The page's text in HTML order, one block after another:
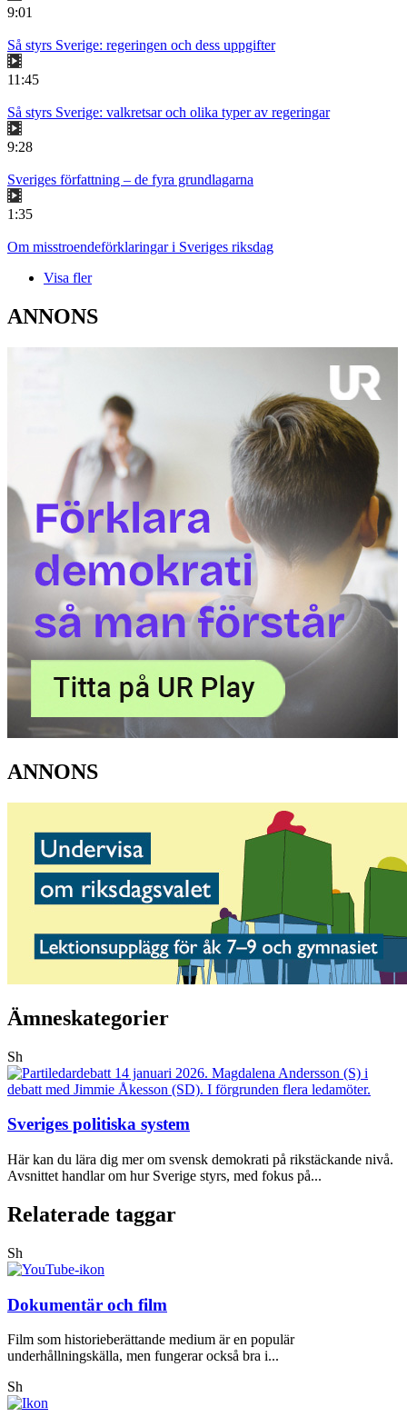
9:01
Så styrs Sverige: regeringen och dess uppgifter
11:45
Så styrs Sverige: valkretsar och olika typer av regeringar
9:28
Sveriges författning – de fyra grundlagarna
1:35
Om misstroendeförklaringar i Sveriges riksdag
Visa fler
ANNONS
ANNONS
Ämneskategorier
Sh
Sveriges politiska system
Här kan du lära dig mer om svensk demokrati på rikstäckande nivå.
Avsnittet handlar om hur Sverige styrs, med fokus på...
Relaterade taggar
Sh
Dokumentär och film
Film som historieberättande medium är en populär
underhållningskälla, men fungerar också bra i...
Sh